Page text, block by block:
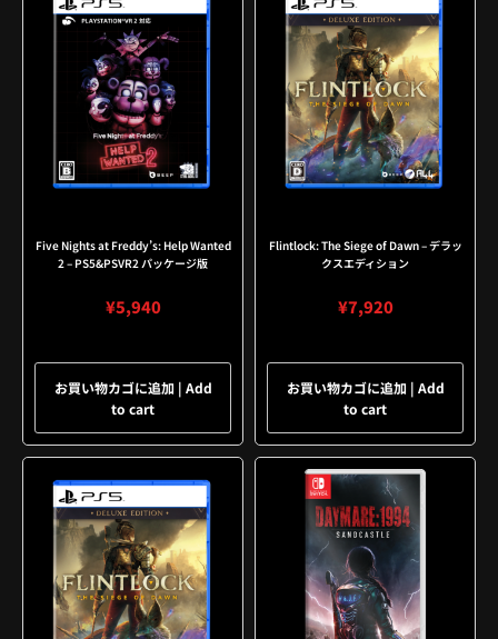
Five Nights at Freddy’s: Help Wanted
2 – PS5&PSVR2 パッケージ版
¥5,940
お買い物カゴに追加 | Add
to cart
Flintlock: The Siege of Dawn – デラッ
クスエディション
¥7,920
お買い物カゴに追加 | Add
to cart